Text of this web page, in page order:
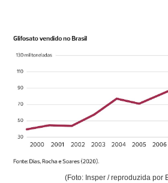
(Foto: Insper / reproduzida por